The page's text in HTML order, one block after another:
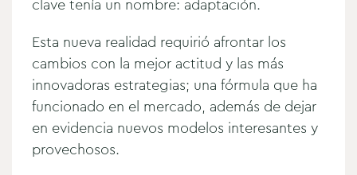
clave tenía un nombre: adaptación.
Esta nueva realidad requirió afrontar los
cambios con la mejor actitud y las más
innovadoras estrategias; una fórmula que ha
funcionado en el mercado, además de dejar
en evidencia nuevos modelos interesantes y
provechosos.